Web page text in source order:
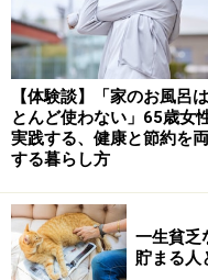
この式で求められる
り年収をベースに算
額は、「現在の手取り
収入の変化と共に変
れが、人生設計の基本
たとえば、「必要貯蓄
年収220万円なら、「
毎月、約3.6万円の貯
【体験談】「家のお風呂
とんど使わない」65歳女
実践する、健康と節約を
する暮らし方
一生貧乏
貯まる人